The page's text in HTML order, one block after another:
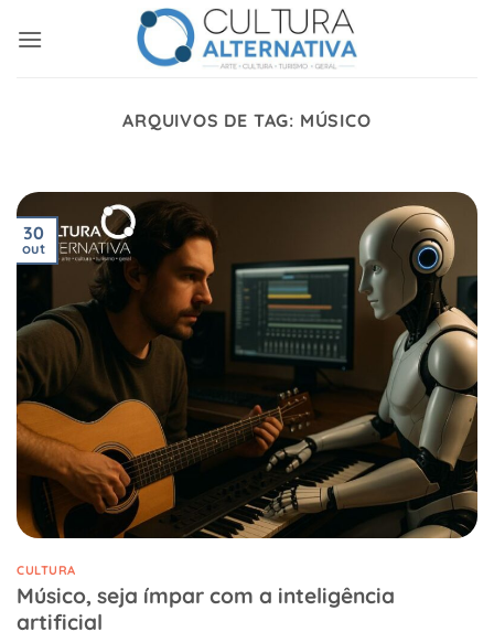
ARQUIVOS DE TAG: MÚSICO
30
out
CULTURA
Músico, seja ímpar com a inteligência
artificial